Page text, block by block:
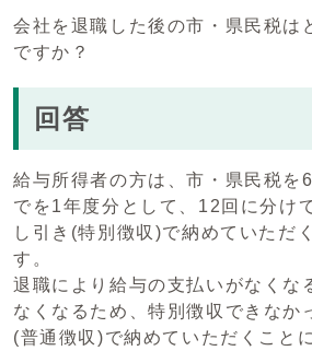
会社を退職した後の市・県民税は
ですか？
回答
給与所得者の方は、市・県民税を
でを1年度分として、12回に分け
し引き(特別徴収)で納めていただ
す。
退職により給与の支払いがなくな
なくなるため、特別徴収できなか
(普通徴収)で納めていただくこと